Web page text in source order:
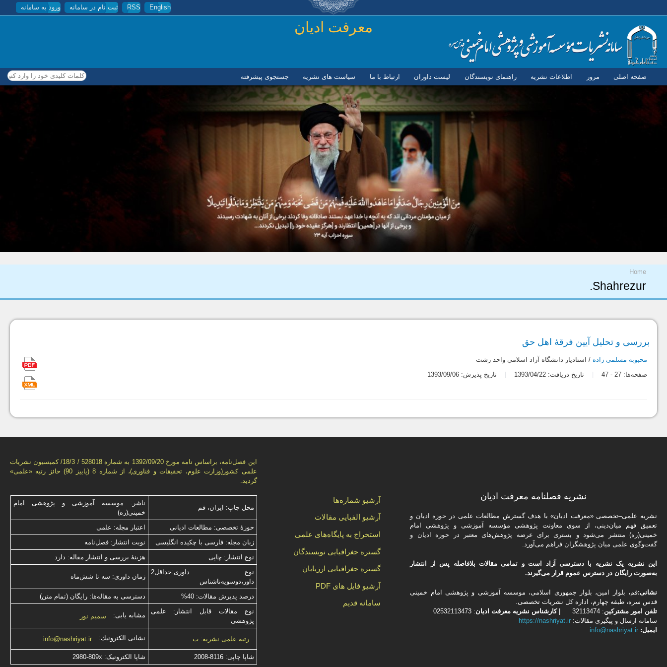
رفتن به محتوای اصلی English
RSS ثبت نام در سامانه ورود به سامانه
معرفت ادیان
صفحه اصلی مرور اطلاعات نشریه راهنمای نویسندگان لیست داوران ارتباط با ما سیاست های نشریه جستجوی پیشرفته کلمات کلیدی خود را وارد کنید
شما اینجا هستید
Home
Shahrezur.
بررسی و تحلیل آیین فرقۀ اهل حق
محبوبه مسلمی زاده / استاديار دانشگاه آزاد اسلامي واحد رشت
صفحه‌ها: 27
- تاریخ دریافت: 1393/04/22 تاریخ پذیرش: 1393/09/06
این فصل‌نامه، براساس نامه مورخ 1392/09/20 به شماره 528018 / 18/3/ كمیسیون نشریات
علمی كشور(وزارت علوم، تحقیقات و فناوری)، از شماره 8 (پاییز 90) حائز رتبه «علمی»
گردید.
محل چاپ: ایران، قم
ناشر: موسسه آموزشی و پژوهشی امام
خمینی(ره)
حوزۀ تخصصی: مطالعات ادیانی
اعتبار مجله: علمی
زبان مجله: فارسی با چكیده انگلیسی
نوبت انتشار: فصل‌نامه
نوع انتشار: چاپی
هزینۀ بررسی و انتشار مقاله: دارد
نوع داوری:حداقل2
داور،دوسویه‌ناشناس
زمان داوری: سه تا شش‌ماه
درصد پذیرش مقالات: 40%
دسترسی به مقاله‌ها: رایگان (تمام متن)
نوع مقالات قابل انتشار: علمی
پژوهشی
مشابه یابی: سمیم نور
رتبه علمی نشریه: ب نشانی الكترونیك: info@nashriyat.ir
شاپا چاپی:2008-8116 شاپا الکترونیک: 2980-809x
آرشیو شماره‌ها
آرشیو الفبایی مقالات
استخراج به پایگاه‌های علمی
گستره جغرافیایی نویسندگان
گستره جغرافیایی ارزیابان
آرشیو فایل های PDF
سامانه قدیم
نشریه فصلنامه معرفت ادیان
نشریه علمی–تخصصی «معرفت ادیان» با هدف گسترش مطالعات علمی در حوزه ادیان و
تعمیق فهم میان‌دینی، از سوی معاونت پژوهشی مؤسسه آموزشی و پژوهشی امام
خمینی(ره) منتشر می‌شود و بستری برای عرضه پژوهش‌های معتبر در حوزه ادیان و
گفت‌وگوی علمی میان پژوهشگران فراهم می‌آورد.
این نشریه یک نشریه با دسترسی آزاد است و تمامی مقالات بلافاصله پس از انتشار
به‌صورت رایگان در دسترس عموم قرار می‌گیرند.
نشانی:قم، بلوار امین، بلوار جمهوری اسلامی، موسسه آموزشی و پژوهشی امام خمینی
قدس سره، طبقه چهارم، اداره كل نشریات تخصصی.
تلفن امور مشتركین: 32113474 | کارشناس نشریه معرفت ادیان: 02532113473
سامانه ارسال و پیگیری مقالات:https://nashriyat.ir
ایمیل:info@nashriyat.ir